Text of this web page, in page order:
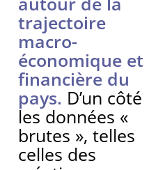
trajectoire
macro-
économique et
financière du
pays. D’un côté
les données «
brutes », telles
celles des